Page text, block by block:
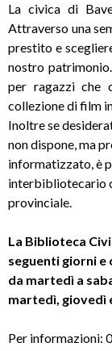
La civica di
Attraverso una
prestito e
nostro
per ragazzi che
collezione di film
Inoltre se
non dispone, ma
informatizzato, è
interbibliotecario
provinciale.
La Biblioteca
seguenti giorni e
da martedì a
martedì, giovedì
Per informazioni: